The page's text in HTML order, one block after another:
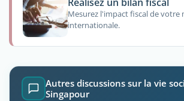
Mesurez l'impact fiscal de votre
internationale.
Autres discussions sur la vie
Singapour